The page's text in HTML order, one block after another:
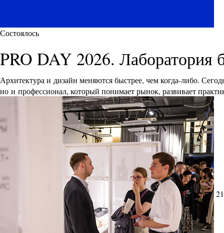
Состоялось
PRO DAY 2026. Лаборатория
Архитектура и дизайн меняются быстрее, чем когда-либо.
но и профессионал, который понимает рынок, развивает